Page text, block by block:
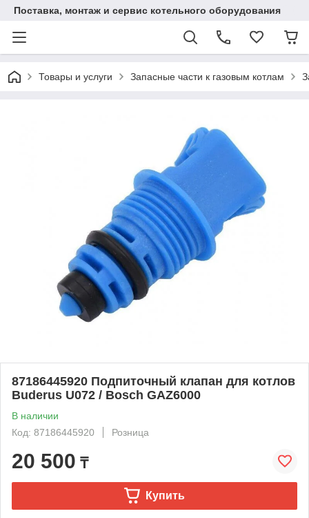
Поставка, монтаж и сервис котельного оборудования
Товары и услуги Запасные части к газовым котлам
87186445920 Подпиточный клапан для котлов
Buderus U072 / Bosch GAZ6000
В наличии
Код: 87186445920
Розница
20 500 ₸
Купить